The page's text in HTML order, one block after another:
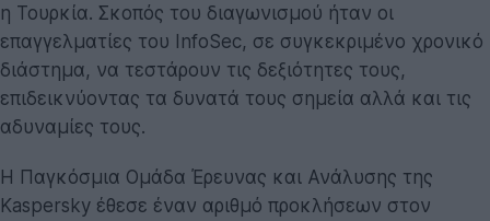
η Τουρκία. Σκοπός του διαγωνισμού ήταν οι
επαγγελματίες του InfoSec, σε συγκεκριμένο χρονικό
διάστημα, να τεστάρουν τις δεξιότητες τους,
επιδεικνύοντας τα δυνατά τους σημεία αλλά και τις
αδυναμίες τους.
Η Παγκόσμια Ομάδα Έρευνας και Ανάλυσης της
Kaspersky έθεσε έναν αριθμό προκλήσεων στον